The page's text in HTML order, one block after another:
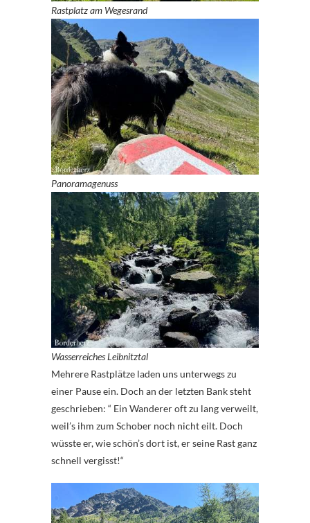
Rastplatz am Wegesrand
Panoramagenuss
Wasserreiches Leibnitztal
Mehrere Rastplätze laden uns unterwegs zu
einer Pause ein. Doch an der letzten Bank steht
geschrieben: “ Ein Wanderer oft zu lang verweilt,
weil’s ihm zum Schober noch nicht eilt. Doch
wüsste er, wie schön’s dort ist, er seine Rast ganz
schnell vergisst!“